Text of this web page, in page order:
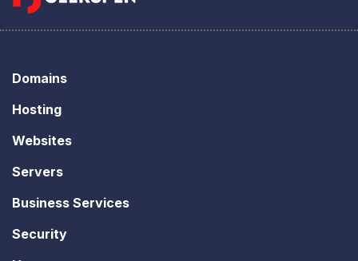
Domains
Hosting
Websites
Servers
Business Services
Security